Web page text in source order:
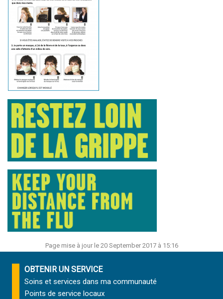
Page mise à jour le 20 September 2017 à 15:16
OBTENIR UN SERVICE
Soins et services dans ma communauté
Points de service locaux